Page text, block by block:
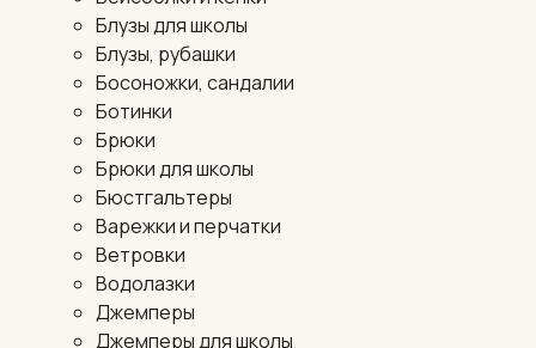
Блузы для школы
Блузы, рубашки
Босоножки, сандалии
Ботинки
Брюки
Брюки для школы
Бюстгальтеры
Варежки и перчатки
Ветровки
Водолазки
Джемперы
Джемперы для школы